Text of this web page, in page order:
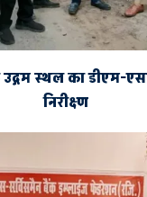
स्थल का डीएम-
निरीक्ष्ण